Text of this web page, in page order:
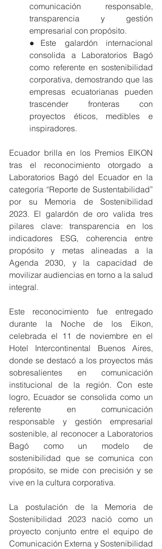
comunicación responsable,
transparencia y gestión
empresarial con propósito.
●Este galardón internacional
consolida a Laboratorios Bagó
como referente en sostenibilidad
corporativa, demostrando que las
empresas ecuatorianas pueden
trascender fronteras con
proyectos éticos, medibles e
inspiradores.
Ecuador brilla en los Premios EIKON
tras el reconocimiento otorgado a
Laboratorios Bagó del Ecuador en la
categoría “Reporte de Sustentabilidad”
por su Memoria de Sostenibilidad
2023. El galardón de oro valida tres
pilares clave: transparencia en los
indicadores ESG, coherencia entre
propósito y metas alineadas a la
Agenda 2030, y la capacidad de
movilizar audiencias en torno a la salud
integral.
Este reconocimiento fue entregado
durante la Noche de los Eikon,
celebrada el 11 de noviembre en el
Hotel Intercontinental Buenos Aires,
donde se destacó a los proyectos más
sobresalientes en comunicación
institucional de la región. Con este
logro, Ecuador se consolida como un
referente en comunicación
responsable y gestión empresarial
sostenible, al reconocer a Laboratorios
Bagó como un modelo de
sostenibilidad que se comunica con
propósito, se mide con precisión y se
vive en la cultura corporativa.
La postulación de la Memoria de
Sostenibilidad 2023 nació como un
proyecto conjunto entre el equipo de
Comunicación Externa y Sostenibilidad